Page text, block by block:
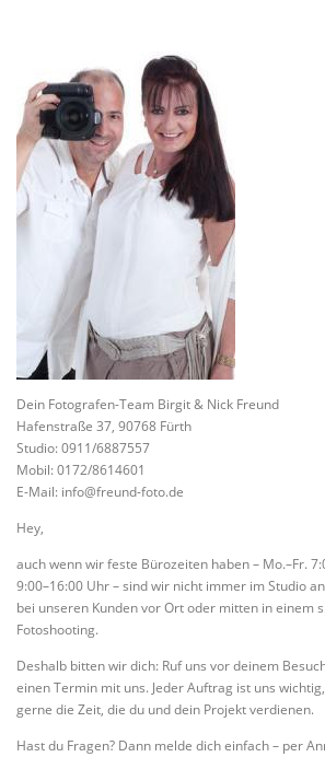
Dein Fotografen-Team Birgit & Nick Freund
Hafenstraße 37, 90768 Fürth
Studio: 0911/6887557
Mobil: 0172/8614601
E-Mail: info@freund-foto.de
Hey,
auch wenn wir feste Bürozeiten haben – Mo.–Fr.
9:00–16:00 Uhr – sind wir nicht immer im Studio
bei unseren Kunden vor Ort oder mitten in einem
Fotoshooting.
Deshalb bitten wir dich: Ruf uns vor deinem
einen Termin mit uns. Jeder Auftrag ist uns
gerne die Zeit, die du und dein Projekt verdienen.
Hast du Fragen? Dann melde dich einfach – per